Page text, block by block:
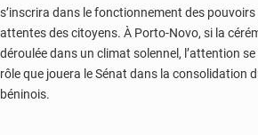
s’inscrira dans le fonctionnement des
attentes des citoyens. À Porto-Novo, si la
déroulée dans un climat solennel, l’attention
rôle que jouera le Sénat dans la consolidation
béninois.